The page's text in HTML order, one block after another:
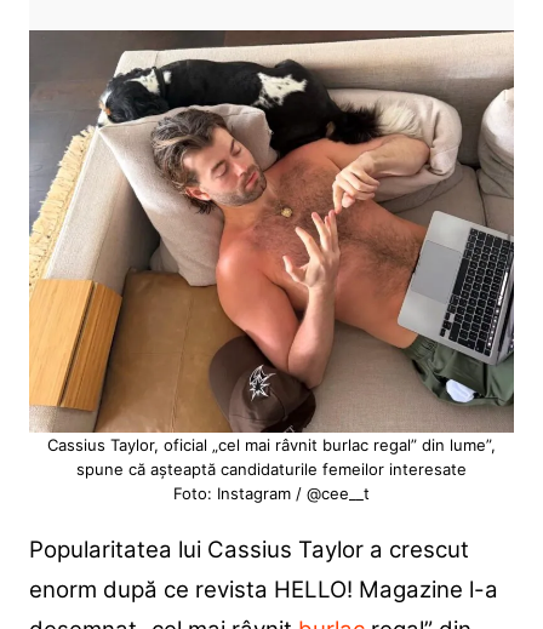
Cassius Taylor, oficial „cel mai râvnit burlac regal” din lume”,
spune că așteaptă candidaturile femeilor interesate
Foto: Instagram / @cee__t
Popularitatea lui Cassius Taylor a crescut
enorm după ce revista HELLO! Magazine l-a